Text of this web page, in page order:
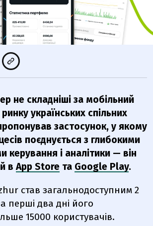
не складніші за мобільний
ринку українських спільних
застосунок, у якому
поєднується з глибокими
і аналітики — він
в App Store та Google Play.
став загальнодоступним 2
перші два дні його
15000 користувачів.